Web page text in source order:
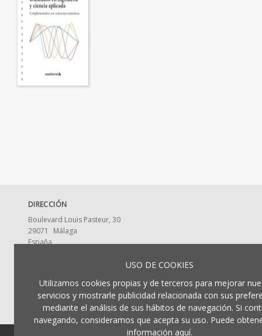
Traductor
Traductora
DIRECCIÓN
Boulevard Louis Pasteur, 30
29071
Málaga
España
CONTACTA CON NOSOTROS
952 13 2917
USO DE COOKIES
Utilizamos cookies propias y de terceros para mejorar
servicios y mostrarle publicidad relacionada con sus
mediante el análisis de sus hábitos de navegación. Si
navegando, consideramos que acepta su uso. Puede
información aquí.